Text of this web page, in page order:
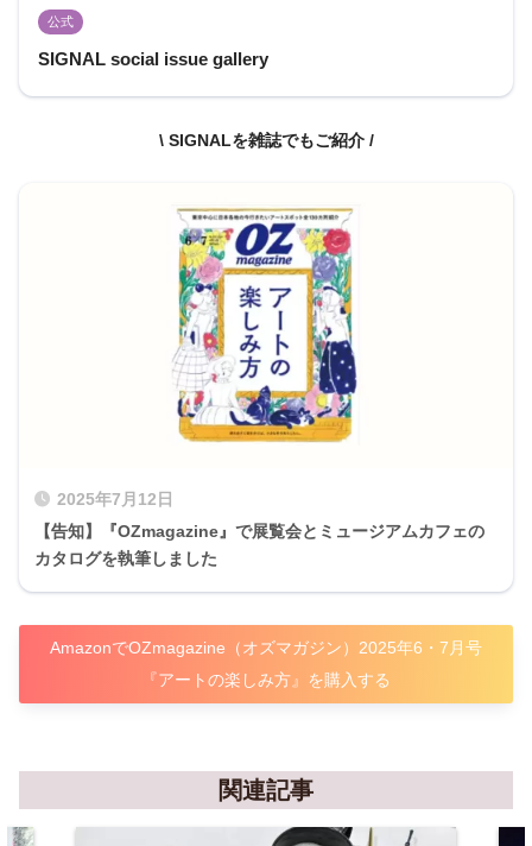
公式
SIGNAL social issue gallery
\ SIGNALを雑誌でもご紹介 /
2025年7月12日
【告知】『OZmagazine』で展覧会とミュージアムカフェの
カタログを執筆しました
AmazonでOZmagazine（オズマガジン）2025年6・7月号
『アートの楽しみ方』を購入する
関連記事